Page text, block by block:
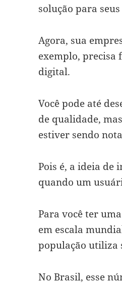
solução para
Agora, sua
exemplo, precisa
digital.
Você pode até
de qualidade,
estiver sendo
Pois é, a ideia de
quando um
Para você ter
em escala
população utiliza
No Brasil, esse